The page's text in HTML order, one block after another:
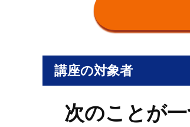
講座の対象者
次のことが